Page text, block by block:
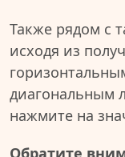
Также рядом с
исходя из
диагональным
нажмите на
Обратите